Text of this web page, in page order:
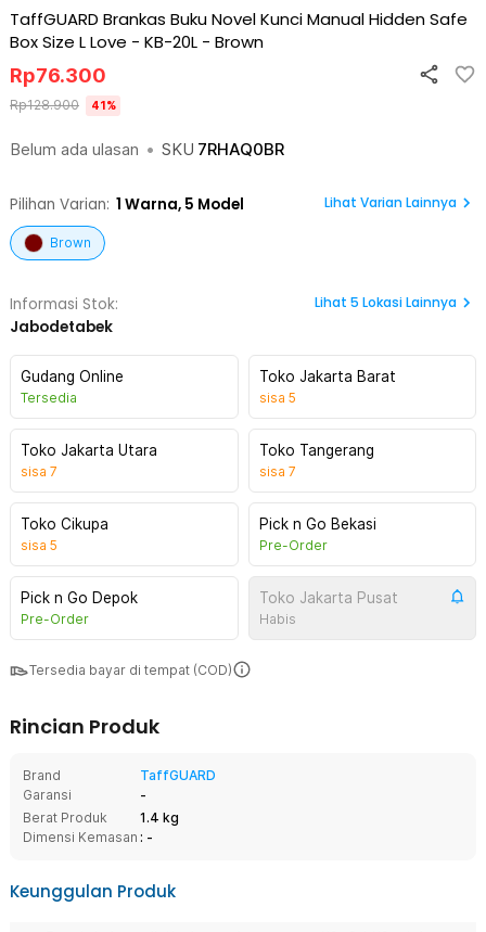
TaffGUARD Brankas Buku Novel Kunci Manual Hidden Safe
Box Size L Love - KB-20L - Brown
Belum ada ulasan • SKU 7RHAQ0BR
Rp76.300
Rp128.900 41%
Pilihan Varian: 1 Warna, 5 Model Lihat Varian Lainnya
Brown
Informasi Stok:
Jabodetabek
Lihat 5 Lokasi Lainnya
Gudang Online
Tersedia
Toko Jakarta Barat
sisa 5
Toko Jakarta Utara
sisa 7
Toko Tangerang
sisa 7
Toko Cikupa
sisa 5
Pick n Go Bekasi
Pre-Order
Pick n Go Depok
Pre-Order
Toko Jakarta Pusat
Habis
Tersedia bayar di tempat (COD)
Rincian Produk
Brand
TaffGUARD
Garansi
-
Berat Produk
1.4 kg
Dimensi Kemasan : -
Keunggulan Produk